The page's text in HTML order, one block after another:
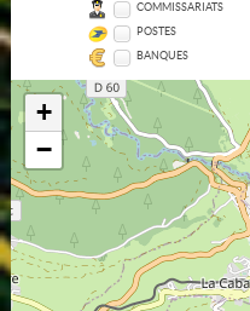
COMMISSARIATS
POSTES
BANQUES
+
−